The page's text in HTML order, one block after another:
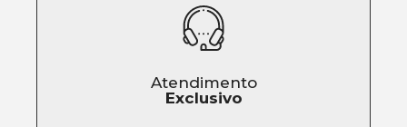
Atendimento
Exclusivo